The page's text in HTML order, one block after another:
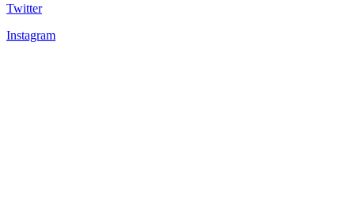
Twitter
Instagram